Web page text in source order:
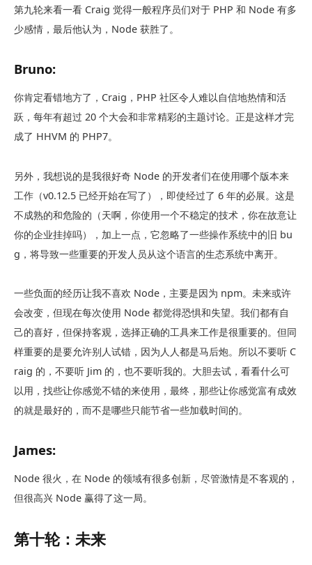
第九轮来看一看 Craig 觉得一般程序员们对于 PHP 和 Node 有多
少感情，最后他认为，Node 获胜了。
Bruno:
你肯定看错地方了，Craig，PHP 社区令人难以自信地热情和活
跃，每年有超过 20 个大会和非常精彩的主题讨论。正是这样才完
成了 HHVM 的 PHP7。
另外，我想说的是我很好奇 Node 的开发者们在使用哪个版本来
工作（v0.12.5 已经开始在写了），即使经过了 6 年的必展。这是
不成熟的和危险的（天啊，你使用一个不稳定的技术，你在故意让
你的企业挂掉吗），加上一点，它忽略了一些操作系统中的旧 bu
g，将导致一些重要的开发人员从这个语言的生态系统中离开。
一些负面的经历让我不喜欢 Node，主要是因为 npm。未来或许
会改变，但现在每次使用 Node 都觉得恐惧和失望。我们都有自
己的喜好，但保持客观，选择正确的工具来工作是很重要的。但同
样重要的是要允许别人试错，因为人人都是马后炮。所以不要听 C
raig 的，不要听 Jim 的，也不要听我的。大胆去试，看看什么可
以用，找些让你感觉不错的来使用，最终，那些让你感觉富有成效
的就是最好的，而不是哪些只能节省一些加载时间的。
James:
Node 很火，在 Node 的领域有很多创新，尽管激情是不客观的，
但很高兴 Node 赢得了这一局。
第十轮：未来